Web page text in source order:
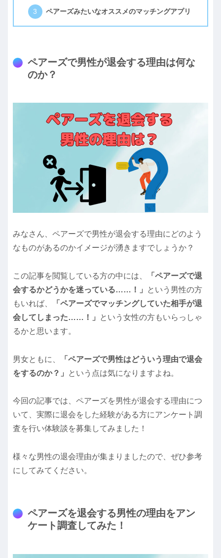
ペアーズみたいなオススメのマッチングアプリ
ペアーズで男性が退会する理由は何な
のか？
みなさん、ペアーズで男性が退会する理由にどのよう
なものがあるのかイメージが湧きますでしょうか？
この記事を閲覧している方の中には、
「ペアーズで退
会するかどうかを迷っている……！」
という男性の方
もいれば、
「ペアーズでマッチングしていた相手が退
会してしまった……！」
という女性の方もいらっしゃ
るかと思います。
男女ともに、
「ペアーズで男性はどういう理由で退会
をするのか？」
という点は気になりますよね。
今回の記事では、ペアーズを男性が退会する理由につ
いて、実際に退会をした経験がある方にアンケート調
査を行い体験談を募集してみました！
様々な男性の退会理由が集まりましたので、ぜひ参考
にしてみてください。
ペアーズを退会する男性の理由をアン
ケート調査してみた！